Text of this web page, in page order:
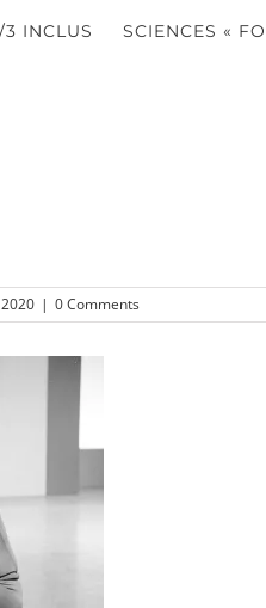
INCLUS SCIENCES «
| 0 Comments